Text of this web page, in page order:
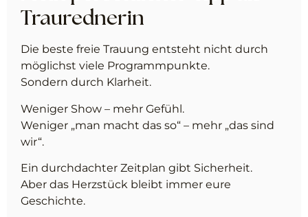
Traurednerin
Die beste freie Trauung entsteht nicht durch
möglichst viele Programmpunkte.
Sondern durch Klarheit.
Weniger Show – mehr Gefühl.
Weniger „man macht das so“ – mehr „das sind
wir“.
Ein durchdachter Zeitplan gibt Sicherheit.
Aber das Herzstück bleibt immer eure
Geschichte.